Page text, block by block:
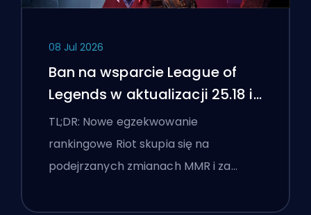
08 Jul 2026
Ban na wsparcie League of
Legends w aktualizacji 25.18 i
flagi boostingu
TL;DR: Nowe egzekwowanie
rankingowe Riot skupia się na
podejrzanych zmianach MMR i za…